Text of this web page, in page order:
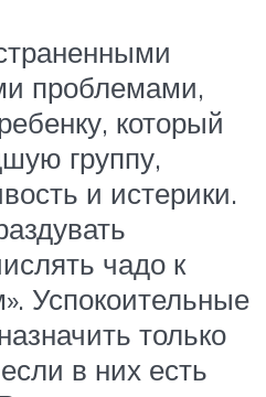
проблемами,
который
группу,
и истерики.
чадо к
Успокоительные
только
в них есть